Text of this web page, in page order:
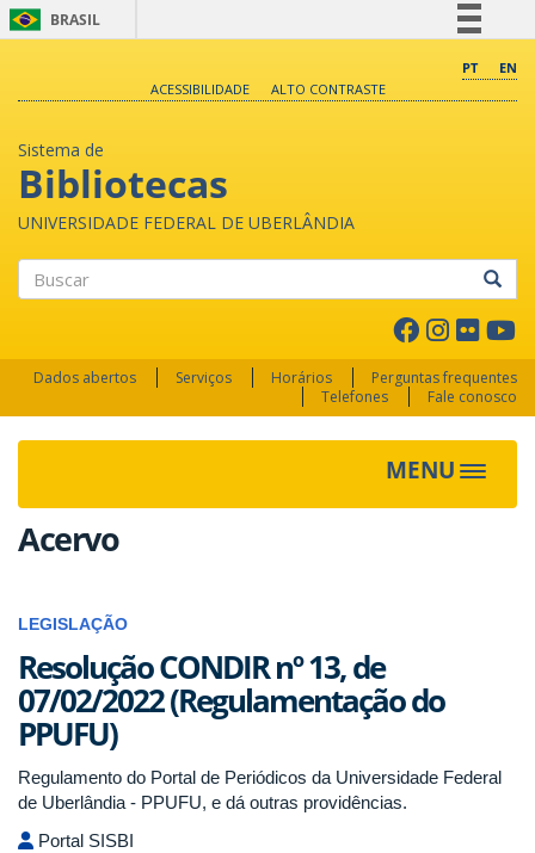
BRASIL
Comunica BR
PT
EN
ACESSIBILIDADE
ALTO CONTRASTE
Sistema de
Bibliotecas
UNIVERSIDADE FEDERAL DE UBERLÂNDIA
Dados abertos Serviços Horários
Perguntas frequentes
Telefones
Fale conosco
MENU Toggle
Acervo
LEGISLAÇÃO
Resolução CONDIR nº 13, de
07/02/2022 (Regulamentação do
PPUFU)
Regulamento do Portal de Periódicos da Universidade Federal
de Uberlândia - PPUFU, e dá outras providências.
Portal SISBI